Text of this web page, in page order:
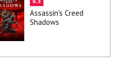
Assassin's Creed
Shadows